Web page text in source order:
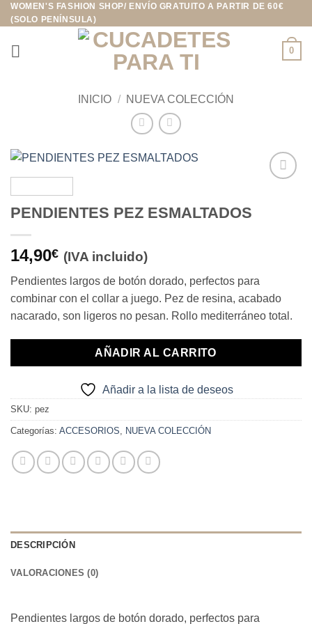
Saltar
al
contenido
WOMEN'S FASHION SHOP/ ENVÍO GRATUITO A PARTIR DE 60€
(SOLO PENÍNSULA)
0
INICIO / NUEVA COLECCIÓN
PENDIENTES PEZ ESMALTADOS
14,90€ (IVA incluido)
Pendientes largos de botón dorado, perfectos para
combinar con el collar a juego. Pez de resina, acabado
nacarado, son ligeros no pesan. Rollo mediterráneo total.
AÑADIR AL CARRITO
Añadir a la lista de deseos
SKU: pez
Categorías: ACCESORIOS NUEVA COLECCIÓN
DESCRIPCIÓN
VALORACIONES (0)
Pendientes largos de botón dorado, perfectos para